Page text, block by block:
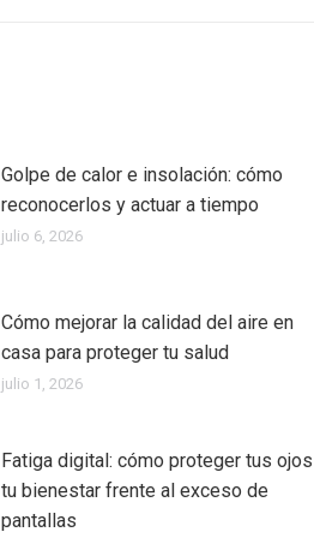
Golpe de calor e insolación: cómo
reconocerlos y actuar a tiempo
julio 6, 2026
Cómo mejorar la calidad del aire en
casa para proteger tu salud
julio 1, 2026
Fatiga digital: cómo proteger tus
tu bienestar frente al exceso de
pantallas